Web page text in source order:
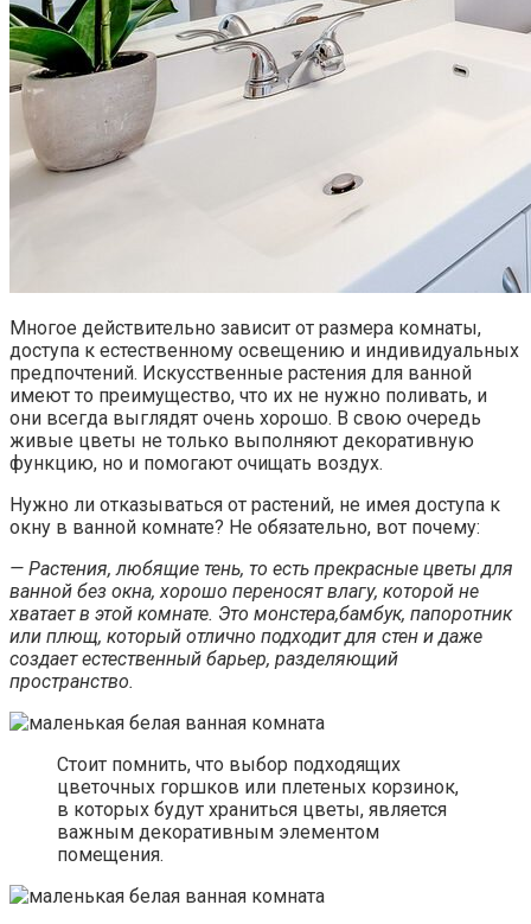
Многое действительно зависит от размера комнаты,
доступа к естественному освещению и индивидуальных
предпочтений. Искусственные растения для ванной
имеют то преимущество, что их не нужно поливать, и
они всегда выглядят очень хорошо. В свою очередь
живые цветы не только выполняют декоративную
функцию, но и помогают очищать воздух.
Нужно ли отказываться от растений, не имея доступа к
окну в ванной комнате? Не обязательно, вот почему:
— Растения, любящие тень, то есть прекрасные цветы для
ванной без окна, хорошо переносят влагу, которой не
хватает в этой комнате. Это монстера,бамбук, папоротник
или плющ, который отлично подходит для стен и даже
создает естественный барьер, разделяющий
пространство.
Стоит помнить, что выбор подходящих
цветочных горшков или плетеных корзинок,
в которых будут храниться цветы, является
важным декоративным элементом
помещения.